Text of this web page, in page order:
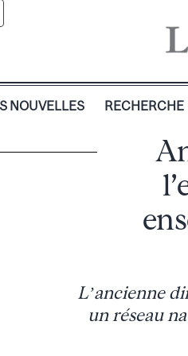
NOUVELLES RECHERCHE
L’ancienne
un réseau